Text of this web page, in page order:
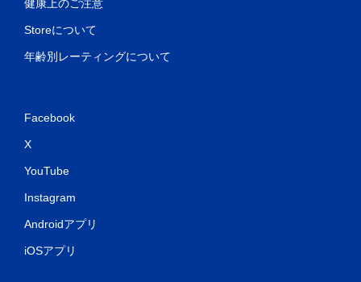
健康上のご注意
Storeについて
年齢別レーティングについて
Facebook
X
YouTube
Instagram
Androidアプリ
iOSアプリ